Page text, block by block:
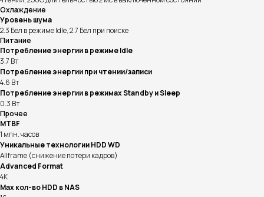
Охлаждение
Уровень шума
2.3 Бел в режиме Idle, 2.7 Бел при поиске
Питание
Потребление энергии в режиме Idle
3.7 Вт
Потребление энергии при чтении/записи
4.6 Вт
Потребление энергии в режимах Standby и Sleep
0.3 Вт
Прочее
MTBF
1 млн. часов
Уникальные технологии HDD WD
Allframe (снижение потери кадров)
Advanced Format
4K
Max кол-во HDD в NAS